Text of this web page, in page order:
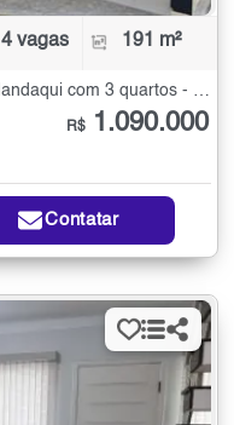
4 vagas 191 m²
Condomínio Fechado à Venda no Mandaqui com 3 quartos - 191 m²
R$ 1.090.000
Contatar